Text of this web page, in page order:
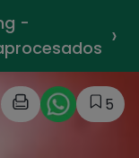
-
›
5